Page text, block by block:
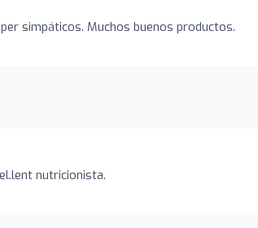
simpáticos. Muchos buenos productos.
nutricionista.